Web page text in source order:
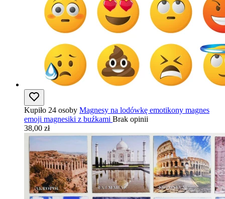
Kupiło 24 osoby Magnesy na lodówkę emotikony magnes
emoji magnesiki z buźkami Brak opinii
38,00 zł